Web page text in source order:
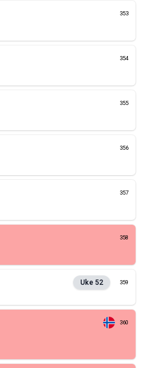
353
354
355
356
357
358
Uke 52 359
360